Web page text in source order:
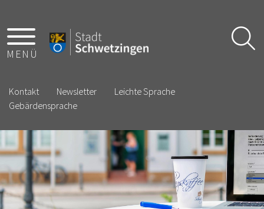
MENÜ
Kontakt Newsletter
Leichte Sprache
Gebärdensprache